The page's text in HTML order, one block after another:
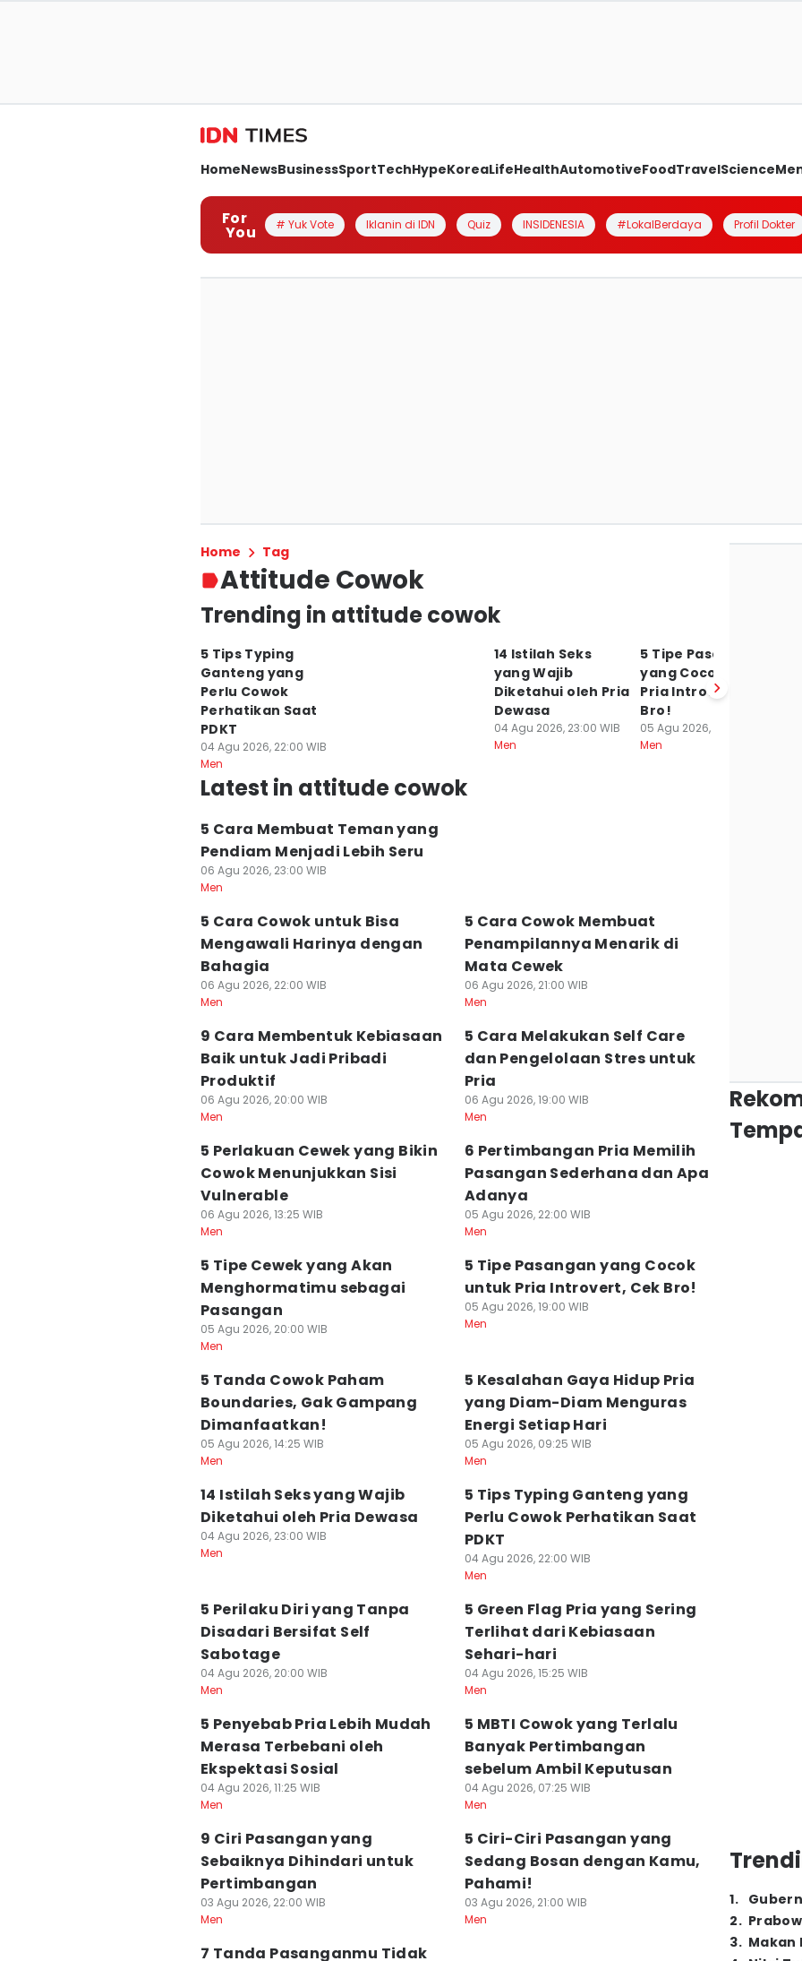
HomeNewsBusinessSportTechHypeKoreaLifeHealthAutomotiveFoodTravelScience
For
You # Yuk Vote Iklanin di IDN Quiz INSIDENESIA #LokalBerdaya Profil Dokter
Home Tag
Attitude Cowok
Trending in attitude cowok
5 Tips Typing
Ganteng yang
Perlu Cowok
Perhatikan Saat
PDKT
04 Agu 2026, 22:00 WIB
Men
14 Istilah Seks
yang Wajib
Diketahui oleh Pria
Dewasa
04 Agu 2026, 23:00 WIB
Men
5 Tipe Pasangan
yang Cocok untuk
Pria Introvert, Cek
Bro!
05 Agu 2026, 19:00 WIB
Men
Latest in attitude cowok
5 Cara Membuat Teman yang
Pendiam Menjadi Lebih Seru
06 Agu 2026, 23:00 WIB
Men
5 Cara Cowok untuk Bisa
Mengawali Harinya dengan
Bahagia
06 Agu 2026, 22:00 WIB
Men
5 Cara Cowok Membuat
Penampilannya Menarik di
Mata Cewek
06 Agu 2026, 21:00 WIB
Men
9 Cara Membentuk Kebiasaan
Baik untuk Jadi Pribadi
Produktif
06 Agu 2026, 20:00 WIB
Men
5 Cara Melakukan Self Care
dan Pengelolaan Stres untuk
Pria
06 Agu 2026, 19:00 WIB
Men
5 Perlakuan Cewek yang Bikin
Cowok Menunjukkan Sisi
Vulnerable
06 Agu 2026, 13:25 WIB
Men
6 Pertimbangan Pria Memilih
Pasangan Sederhana dan Apa
Adanya
05 Agu 2026, 22:00 WIB
Men
5 Tipe Cewek yang Akan
Menghormatimu sebagai
Pasangan
05 Agu 2026, 20:00 WIB
Men
5 Tipe Pasangan yang Cocok
untuk Pria Introvert, Cek Bro!
05 Agu 2026, 19:00 WIB
Men
5 Tanda Cowok Paham
Boundaries, Gak Gampang
Dimanfaatkan!
05 Agu 2026, 14:25 WIB
Men
5 Kesalahan Gaya Hidup Pria
yang Diam-Diam Menguras
Energi Setiap Hari
05 Agu 2026, 09:25 WIB
Men
14 Istilah Seks yang Wajib
Diketahui oleh Pria Dewasa
04 Agu 2026, 23:00 WIB
Men
5 Tips Typing Ganteng yang
Perlu Cowok Perhatikan Saat
PDKT
04 Agu 2026, 22:00 WIB
Men
5 Perilaku Diri yang Tanpa
Disadari Bersifat Self
Sabotage
04 Agu 2026, 20:00 WIB
Men
5 Green Flag Pria yang Sering
Terlihat dari Kebiasaan
Sehari-hari
04 Agu 2026, 15:25 WIB
Men
5 Penyebab Pria Lebih Mudah
Merasa Terbebani oleh
Ekspektasi Sosial
04 Agu 2026, 11:25 WIB
Men
5 MBTI Cowok yang Terlalu
Banyak Pertimbangan
sebelum Ambil Keputusan
04 Agu 2026, 07:25 WIB
Men
9 Ciri Pasangan yang
Sebaiknya Dihindari untuk
Pertimbangan
03 Agu 2026, 22:00 WIB
Men
5 Ciri-Ciri Pasangan yang
Sedang Bosan dengan Kamu,
Pahami!
03 Agu 2026, 21:00 WIB
Men
7 Tanda Pasanganmu Tidak
1.
2.
3. Makan